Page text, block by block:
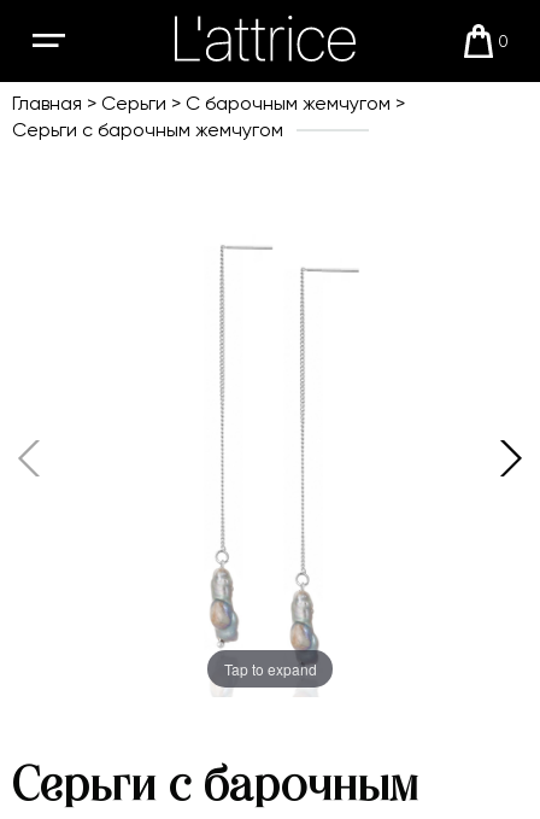
Открыть
0
Главная Серьги
С барочным жемчугом
Серьги с барочным жемчугом
Tap to expand
Серьги с барочным